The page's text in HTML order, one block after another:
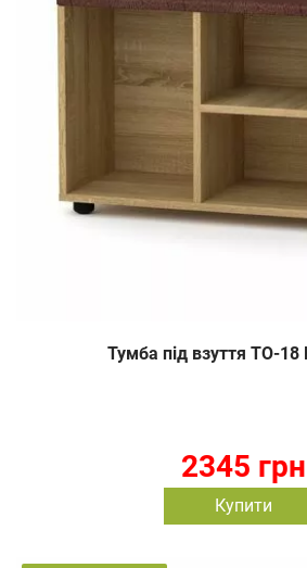
Тумба під взуття ТО-18
2345 грн
Купити